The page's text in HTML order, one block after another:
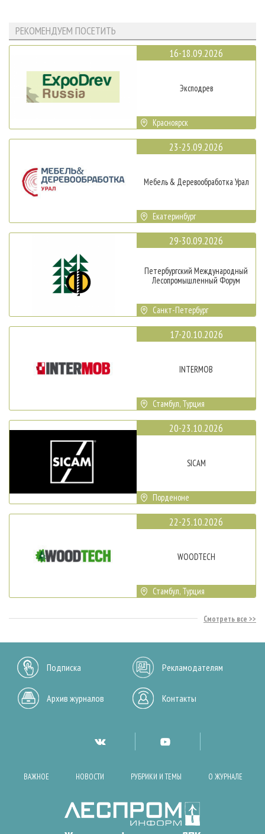
РЕКОМЕНДУЕМ ПОСЕТИТЬ
16-18.09.2026
Эксподрев
Красноярск
23-25.09.2026
Мебель & Деревообработка Урал
Екатеринбург
29-30.09.2026
Петербургский Международный
Лесопромышленный Форум
Санкт-Петербург
17-20.10.2026
INTERMOB
Стамбул, Турция
20-23.10.2026
SICAM
Порденоне
22-25.10.2026
WOODTECH
Стамбул, Турция
Смотреть все
Подписка Рекламодателям
Архив журналов Контакты
ВАЖНОЕ НОВОСТИ РУБРИКИ И ТЕМЫ О ЖУРНАЛЕ